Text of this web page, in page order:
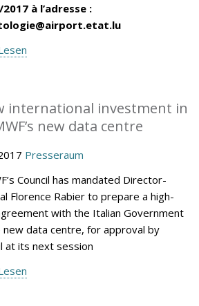
à l’adresse :
international investment in
new data centre
Presseraum
Council has mandated Director-
Florence Rabier to prepare a high-
with the Italian Government
new data centre, for approval by
at its next session